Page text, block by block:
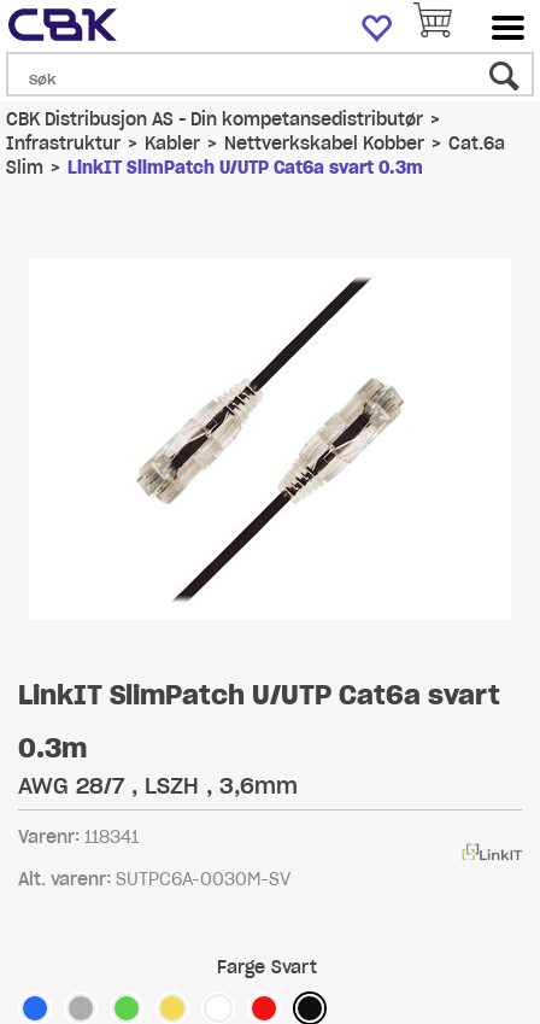
CBK Distribusjon AS - Din kompetansedistributør>
Infrastruktur>Kabler>Nettverkskabel Kobber>Cat.6a
Slim>LinkIT SlimPatch U/UTP Cat6a svart 0.3m
LinkIT SlimPatch U/UTP Cat6a svart
0.3m
AWG 28/7 , LSZH , 3,6mm
Varenr: 118341
Alt. varenr: SUTPC6A-0030M-SV
Farge Svart